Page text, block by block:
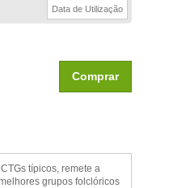
Comprar
típicos, remete a
grupos folclóricos